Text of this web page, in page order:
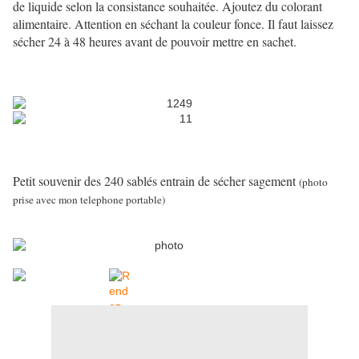
de liquide selon la consistance souhaitée. Ajoutez du colorant
alimentaire. Attention en séchant la couleur fonce. Il faut laissez
sécher 24 à 48 heures avant de pouvoir mettre en sachet.
Petit souvenir des 240 sablés entrain de sécher sagement(photo
prise avec mon telephone portable)